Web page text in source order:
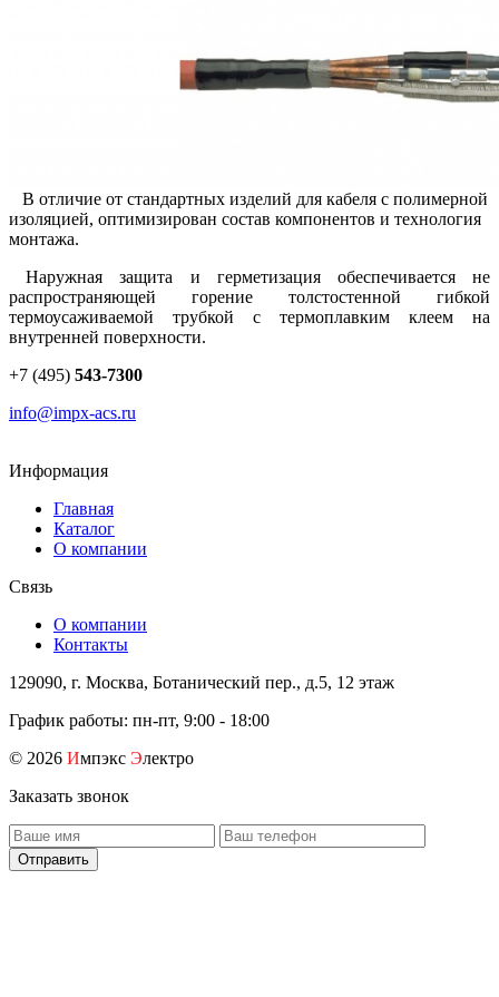
В отличие от стандартных изделий для кабеля с полимерной
изоляцией, оптимизирован состав компонентов и технология
монтажа.
Наружная защита и герметизация обеспечивается не
распространяющей горение толстостенной гибкой
термоусаживаемой трубкой с термоплавким клеем на
внутренней поверхности.
+7 (495) 543-7300
info@impx-acs.ru
Информация
Главная
Каталог
О компании
Связь
О компании
Контакты
129090, г. Москва, Ботанический пер., д.5, 12 этаж
График работы: пн-пт, 9:00 - 18:00
© 2026 Импэкс Электро
Заказать звонок
Отправить